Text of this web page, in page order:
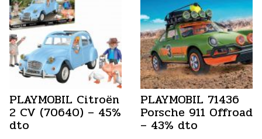
PLAYMOBIL Citroën
2 CV (70640) – 45%
dto
PLAYMOBIL 71436
Porsche 911 Offroad
– 43% dto